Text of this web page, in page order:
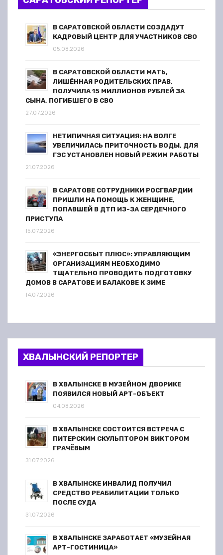
з
В САРАТОВСКОЙ ОБЛАСТИ СОЗДАДУТ
КАДРОВЫЙ ЦЕНТР ДЛЯ УЧАСТНИКОВ СВО
05.08.2026
В САРАТОВСКОЙ ОБЛАСТИ МАТЬ,
ЛИШЁННАЯ РОДИТЕЛЬСКИХ ПРАВ,
ПОЛУЧИЛА 15 МИЛЛИОНОВ РУБЛЕЙ ЗА
СЫНА, ПОГИБШЕГО В СВО
27.07.2026
НЕТИПИЧНАЯ СИТУАЦИЯ: НА ВОЛГЕ
УВЕЛИЧИЛАСЬ ПРИТОЧНОСТЬ ВОДЫ, ДЛЯ
ГЭС УСТАНОВЛЕН НОВЫЙ РЕЖИМ РАБОТЫ
21.07.2026
В САРАТОВЕ СОТРУДНИКИ РОСГВАРДИИ
ПРИШЛИ НА ПОМОЩЬ К ЖЕНЩИНЕ,
ПОПАВШЕЙ В ДТП ИЗ-ЗА СЕРДЕЧНОГО
ПРИСТУПА
15.07.2026
«ЭНЕРГОСБЫТ ПЛЮС»: УПРАВЛЯЮЩИМ
ОРГАНИЗАЦИЯМ НЕОБХОДИМО
ТЩАТЕЛЬНО ПРОВОДИТЬ ПОДГОТОВКУ
ДОМОВ В САРАТОВЕ И БАЛАКОВЕ К ЗИМЕ
14.07.2026
ХВАЛЫНСКИЙ РЕПОРТЕР
В ХВАЛЫНСКЕ В МУЗЕЙНОМ ДВОРИКЕ
ПОЯВИЛСЯ НОВЫЙ АРТ-ОБЪЕКТ
04.08.2026
В ХВАЛЫНСКЕ СОСТОИТСЯ ВСТРЕЧА С
ПИТЕРСКИМ СКУЛЬПТОРОМ ВИКТОРОМ
ГРАЧЁВЫМ
31.07.2026
В ХВАЛЫНСКЕ ИНВАЛИД ПОЛУЧИЛ
СРЕДСТВО РЕАБИЛИТАЦИИ ТОЛЬКО
ПОСЛЕ СУДА
31.07.2026
В ХВАЛЫНСКЕ ЗАРАБОТАЕТ «МУЗЕЙНАЯ
АРТ-ГОСТИНИЦА»